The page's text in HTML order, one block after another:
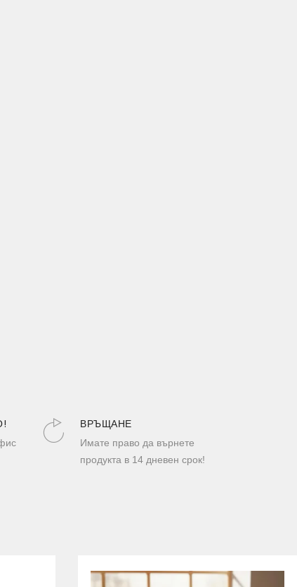
ВРЪЩАНЕ
Имате право да върнете
продукта в 14 дневен срок!